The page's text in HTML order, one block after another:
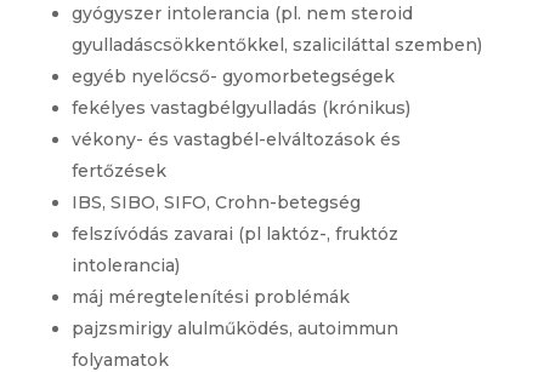
gyógyszer intolerancia (pl. nem steroid
gyulladáscsökkentőkkel, szaliciláttal szemben)
egyéb nyelőcső- gyomorbetegségek
fekélyes vastagbélgyulladás (krónikus)
vékony- és vastagbél-elváltozások és
fertőzések
IBS, SIBO, SIFO, Crohn-betegség
felszívódás zavarai (pl laktóz-, fruktóz
intolerancia)
máj méregtelenítési problémák
pajzsmirigy alulműködés, autoimmun
folyamatok